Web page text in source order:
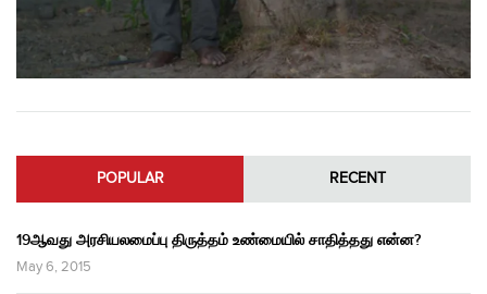
POPULAR RECENT
19ஆவது அரசியலமைப்பு திருத்தம் உண்மையில் சாதித்தது என்ன?
May 6, 2015